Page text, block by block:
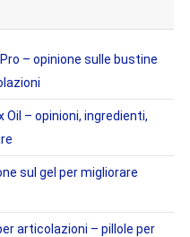
– opinione sulle bustine
Oil – opinioni, ingredienti,
sul gel per migliorare
articolazioni – pillole per